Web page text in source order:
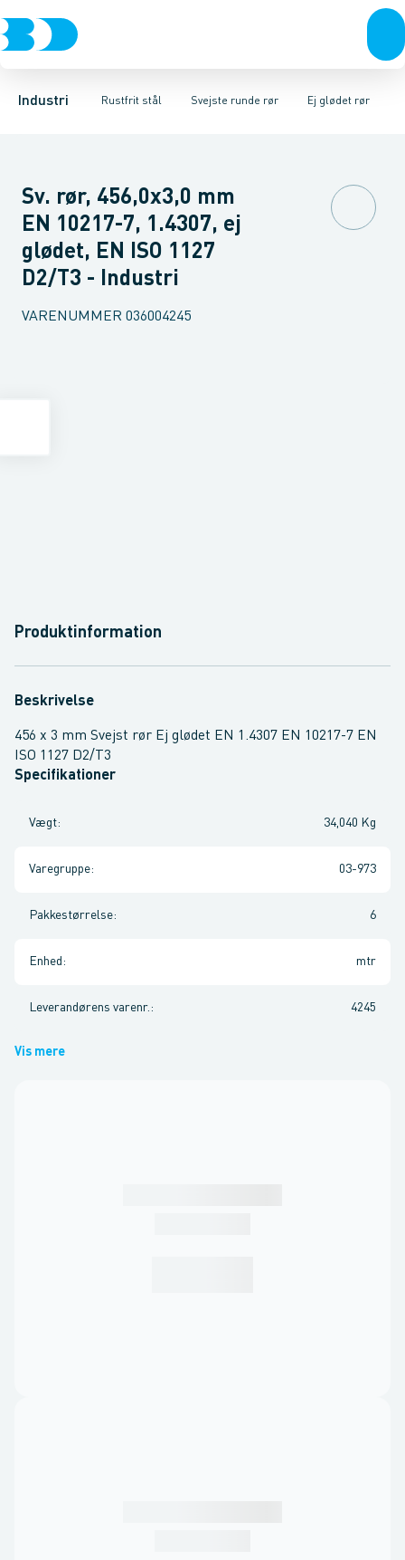
Industri Rustfrit stål
VentilerRustfrit stålSort stålGalvaniseret stål PlastIndustri
Svejste runde rør
Svejsefittings ASTM svejsefittings Levnedsmiddel fittings
Ej glødet rør
Ej glødet rør Glødet rørSlebne rør VintermåtterVarmesvøb
Sv. rør, 456,0x3,0 mm
EN 10217-7, 1.4307, ej
glødet, EN ISO 1127
D2/T3 - Industri
VARENUMMER 036004245
Produktinformation
Beskrivelse
456 x 3 mm Svejst rør Ej glødet EN 1.4307 EN 10217-7 EN
ISO 1127 D2/T3
Specifikationer
Vægt: 34,040 Kg
Varegruppe: 03-973
Pakkestørrelse: 6
Enhed : mtr
Leverandørens varenr. : 4245
Vis mere